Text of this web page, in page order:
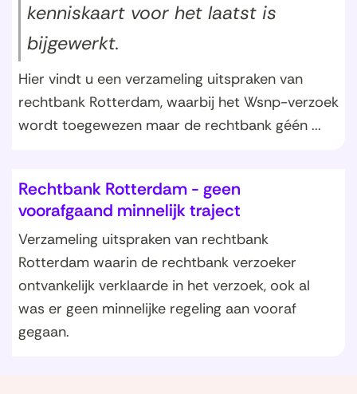
kenniskaart voor het laatst is
bijgewerkt.
Hier vindt u een verzameling uitspraken van
rechtbank Rotterdam, waarbij het Wsnp-verzoek
wordt toegewezen maar de rechtbank géén ...
Rechtbank Rotterdam - geen
voorafgaand minnelijk traject
Verzameling uitspraken van rechtbank
Rotterdam waarin de rechtbank verzoeker
ontvankelijk verklaarde in het verzoek, ook al
was er geen minnelijke regeling aan vooraf
gegaan.